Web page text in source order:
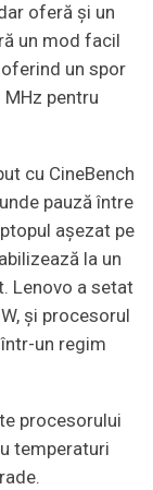
oferă și un
un mod facil
un spor
pentru
cu CineBench
pauză între
așezat pe
la un
Lenovo a setat
și procesorul
un regim
procesorului
temperaturi